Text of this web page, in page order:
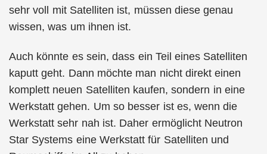
sehr voll mit Satelliten ist, müssen diese genau
wissen, was um ihnen ist.
Auch könnte es sein, dass ein Teil eines Satelliten
kaputt geht. Dann möchte man nicht direkt einen
komplett neuen Satelliten kaufen, sondern in eine
Werkstatt gehen. Um so besser ist es, wenn die
Werkstatt sehr nah ist. Daher ermöglicht Neutron
Star Systems eine Werkstatt für Satelliten und